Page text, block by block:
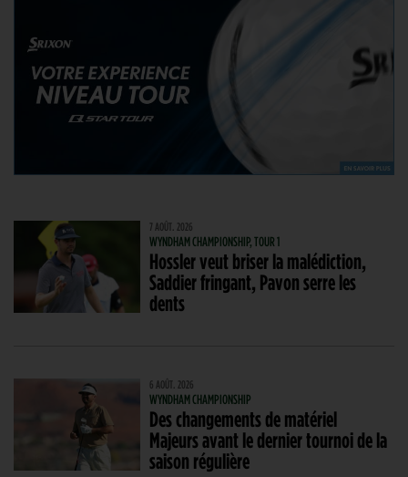
7 AOÛT. 2026
WYNDHAM CHAMPIONSHIP, TOUR 1
Hossler veut briser la malédiction,
Saddier fringant, Pavon serre les
dents
6 AOÛT. 2026
WYNDHAM CHAMPIONSHIP
Des changements de matériel
Majeurs avant le dernier tournoi de la
saison régulière